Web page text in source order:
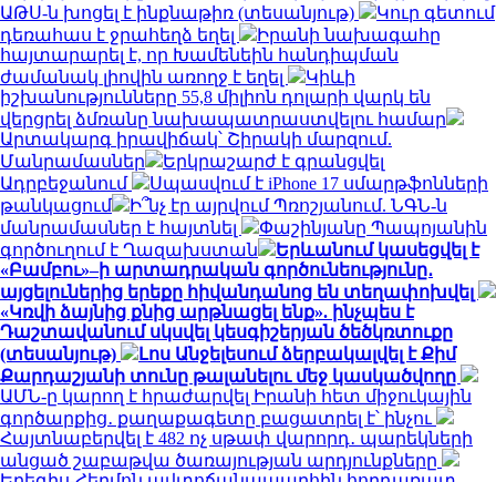
ԱԹՍ-ն խոցել է ինքնաթիռ (տեսանյութ)
Կուր գետում
դեռահաս է ջրահեղձ եղել
Իրանի նախագահը
հայտարարել է, որ Խամենեին հանդիպման
ժամանակ լիովին առողջ է եղել
Կիևի
իշխանությունները 55,8 միլիոն դոլարի վարկ են
վերցրել ձմռանը նախապատրաստվելու համար
Արտակարգ իրավիճակ՝ Շիրակի մարզում.
Մանրամասներ
Երկրաշարժ է գրանցվել
Ադրբեջանում
Սպասվում է iPhone 17 սմարթֆոնների
թանկացում
Ի՞նչ էր այրվում Պռոշյանում. ՆԳՆ-ն
մանրամասներ է հայտնել
Փաշինյանը Պապոյանին
գործուղում է Ղազախստան
Երևանում կասեցվել է
«Բամբու»–ի արտադրական գործունեությունը․
այցելուներից երեքը հիվանդանոց են տեղափոխվել
«Կռվի ձայնից քնից արթնացել ենք». ինչպես է
Դաշտավանում սկսվել կեսգիշերյան ծեծկռտուքը
(տեսանյութ)
Լոս Անջելեսում ձերբակալվել է Քիմ
Քարդաշյանի տունը թալանելու մեջ կասկածվողը
ԱՄՆ-ը կարող է հրաժարվել Իրանի հետ միջուկային
գործարքից․ քաղաքագետը բացատրել է՝ ինչու
Հայտնաբերվել է 482 ոչ սթափ վարորդ․ պարեկների
անցած շաբաթվա ծառայության արդյունքները